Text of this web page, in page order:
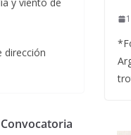
dirección
Convocatoria